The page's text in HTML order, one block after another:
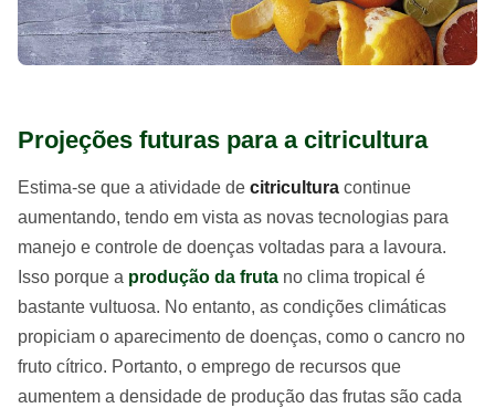
Projeções futuras para a citricultura
Estima-se que a atividade de citricultura continue
aumentando, tendo em vista as novas tecnologias para
manejo e controle de doenças voltadas para a lavoura.
Isso porque a produção da fruta no clima tropical é
bastante vultuosa. No entanto, as condições climáticas
propiciam o aparecimento de doenças, como o cancro no
fruto cítrico. Portanto, o emprego de recursos que
aumentem a densidade de produção das frutas são cada